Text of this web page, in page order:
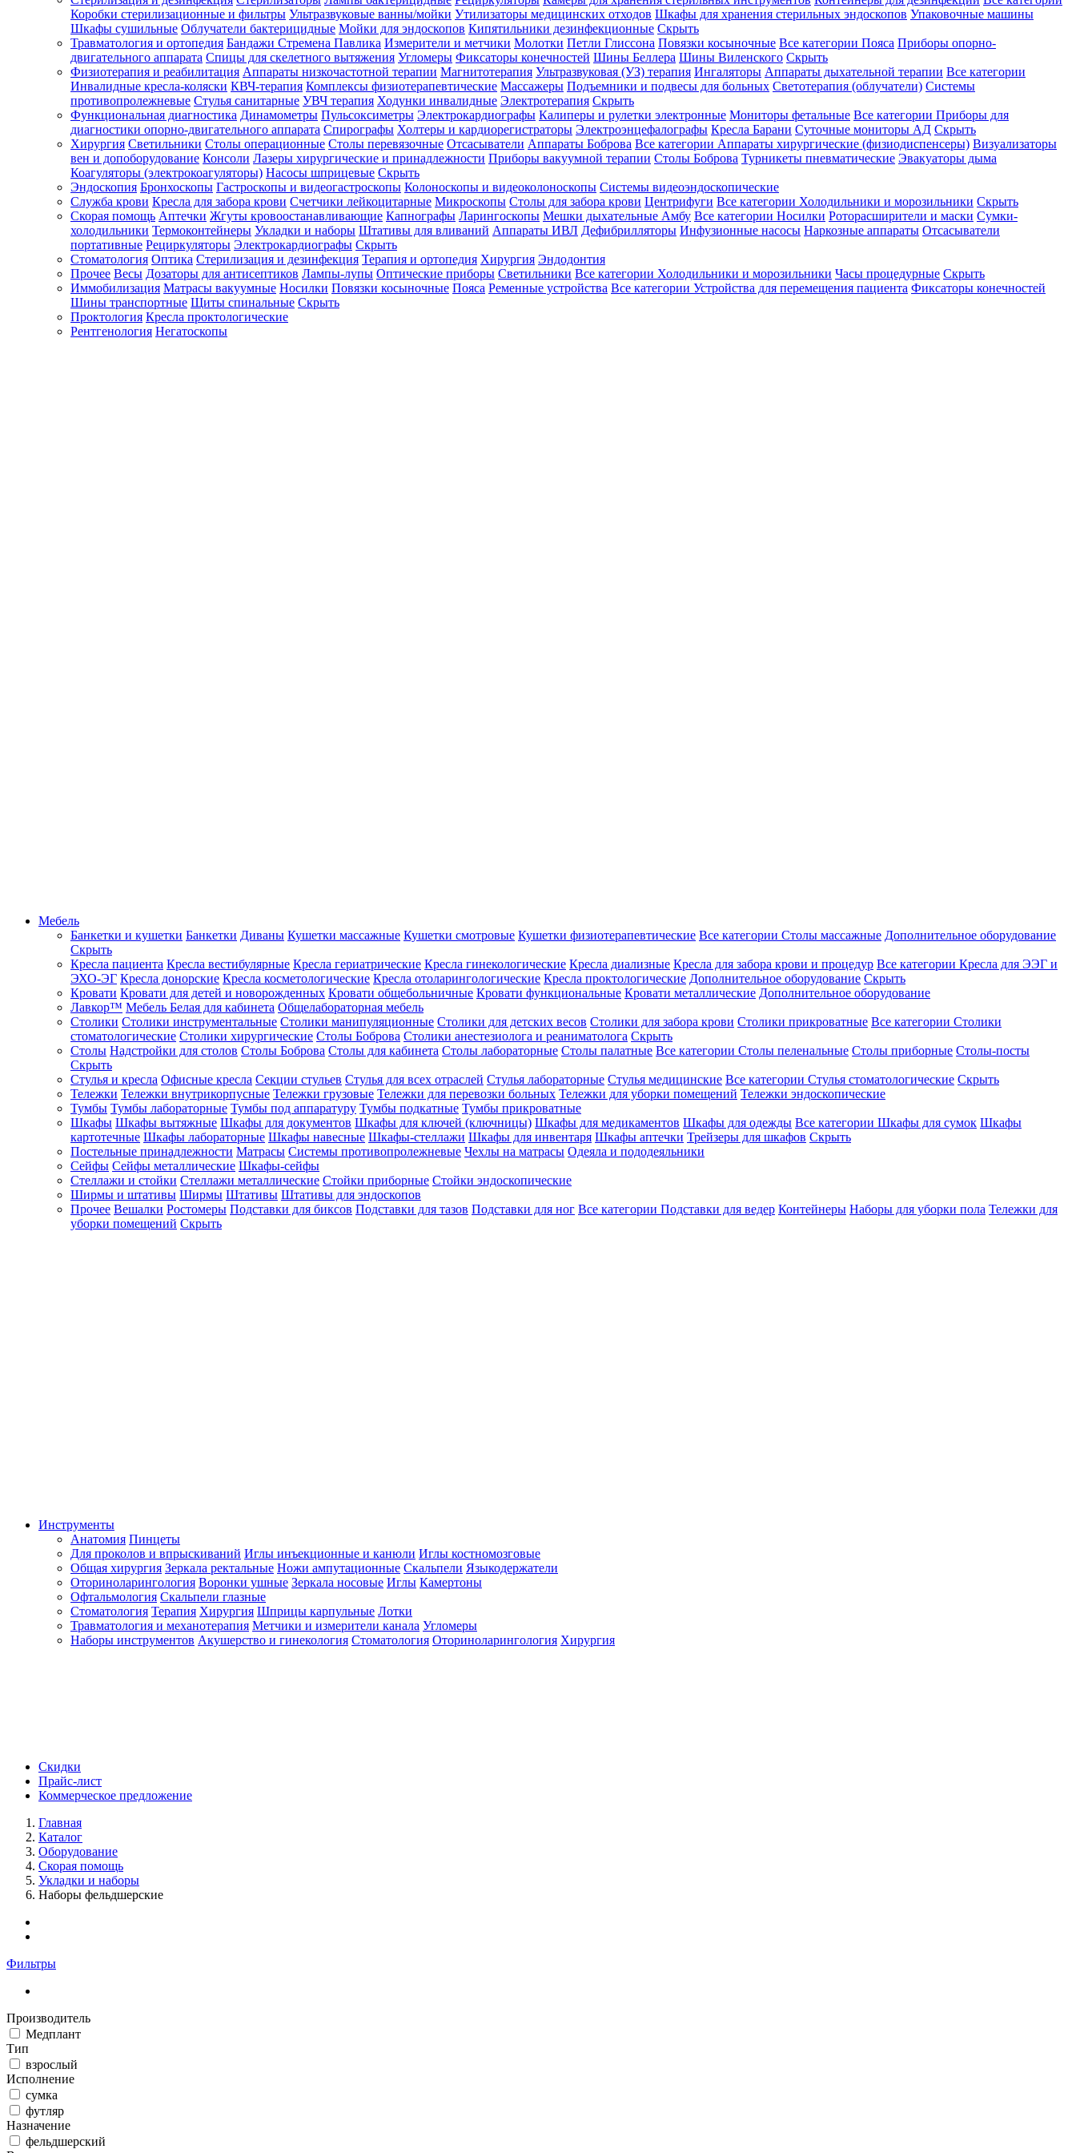
Зарегистрироваться
Зачем
регистрироваться?
Все
покупки
в
одном
месте
Личный
менеджер
Отслеживание
статуса
заказа
Коробки стерилизационные и фильтры Ультразвуковые ванны/мойки Утилизаторы медицинских отходов Шкафы для хранения стерильных эндоскопов Упаковочные машины
Шкафы сушильные Облучатели бактерицидные Мойки для эндоскопов Кипятильники дезинфекционные Скрыть
Травматология и ортопедия Бандажи Стремена Павлика Измерители и метчики Молотки Петли Глиссона Повязки косыночные Все категории Пояса Приборы опорно-
двигательного аппарата Спицы для скелетного вытяжения Угломеры Фиксаторы конечностей Шины Беллера Шины Виленского Скрыть
Физиотерапия и реабилитация Аппараты низкочастотной терапии Магнитотерапия Ультразвуковая (УЗ) терапия Ингаляторы Аппараты дыхательной терапии Все категории
Инвалидные кресла-коляски КВЧ-терапия Комплексы физиотерапевтические Массажеры Подъемники и подвесы для больных Светотерапия (облучатели) Системы
противопролежневые Стулья санитарные УВЧ терапия Ходунки инвалидные Электротерапия Скрыть
Функциональная диагностика Динамометры Пульсоксиметры Электрокардиографы Калиперы и рулетки электронные Мониторы фетальные Все категории Приборы для
диагностики опорно-двигательного аппарата Спирографы Холтеры и кардиорегистраторы Электроэнцефалографы Кресла Барани Суточные мониторы АД Скрыть
Хирургия Светильники Столы операционные Столы перевязочные Отсасыватели Аппараты Боброва Все категории Аппараты хирургические (физиодиспенсеры) Визуализаторы
вен и допоборудование Консоли Лазеры хирургические и принадлежности Приборы вакуумной терапии Столы Боброва Турникеты пневматические Эвакуаторы дыма
Коагуляторы (электрокоагуляторы) Насосы шприцевые Скрыть
Эндоскопия Бронхоскопы Гастроскопы и видеогастроскопы Колоноскопы и видеоколоноскопы Системы видеоэндоскопические
Служба крови Кресла для забора крови Счетчики лейкоцитарные Микроскопы Столы для забора крови Центрифуги Все категории Холодильники и морозильники Скрыть
Скорая помощь Аптечки Жгуты кровоостанавливающие Капнографы Ларингоскопы Мешки дыхательные Амбу Все категории Носилки Роторасширители и маски Сумки-
холодильники Термоконтейнеры Укладки и наборы Штативы для вливаний Аппараты ИВЛ Дефибрилляторы Инфузионные насосы Наркозные аппараты Отсасыватели
портативные Рециркуляторы Электрокардиографы Скрыть
Стоматология Оптика Стерилизация и дезинфекция Терапия и ортопедия Хирургия Эндодонтия
Прочее Весы Дозаторы для антисептиков Лампы-лупы Оптические приборы Светильники Все категории Холодильники и морозильники Часы процедурные Скрыть
Иммобилизация Матрасы вакуумные Носилки Повязки косыночные Пояса Ременные устройства Все категории Устройства для перемещения пациента Фиксаторы конечностей
Шины транспортные Щиты спинальные Скрыть
Проктология Кресла проктологические
Рентгенология Негатоскопы
Мебель
Банкетки и кушетки Банкетки Диваны Кушетки массажные Кушетки смотровые Кушетки физиотерапевтические Все категории Столы массажные Дополнительное оборудование
Скрыть
Кресла пациента Кресла вестибулярные Кресла гериатрические Кресла гинекологические Кресла диализные Кресла для забора крови и процедур Все категории Кресла для ЭЭГ и
ЭХО-ЭГ Кресла донорские Кресла косметологические Кресла отоларингологические Кресла проктологические Дополнительное оборудование Скрыть
Кровати Кровати для детей и новорожденных Кровати общебольничные Кровати функциональные Кровати металлические Дополнительное оборудование
Лавкор™ Мебель Белая для кабинета Общелабораторная мебель
Столики Столики инструментальные Столики манипуляционные Столики для детских весов Столики для забора крови Столики прикроватные Все категории Столики
стоматологические Столики хирургические Столы Боброва Столики анестезиолога и реаниматолога Скрыть
Столы Надстройки для столов Столы Боброва Столы для кабинета Столы лабораторные Столы палатные Все категории Столы пеленальные Столы приборные Столы-посты
Скрыть
Стулья и кресла Офисные кресла Секции стульев Стулья для всех отраслей Стулья лабораторные Стулья медицинские Все категории Стулья стоматологические Скрыть
Тележки Тележки внутрикорпусные Тележки грузовые Тележки для перевозки больных Тележки для уборки помещений Тележки эндоскопические
Тумбы Тумбы лабораторные Тумбы под аппаратуру Тумбы подкатные Тумбы прикроватные
Шкафы Шкафы вытяжные Шкафы для документов Шкафы для ключей (ключницы) Шкафы для медикаментов Шкафы для одежды Все категории Шкафы для сумок Шкафы
картотечные Шкафы лабораторные Шкафы навесные Шкафы-стеллажи Шкафы для инвентаря Шкафы аптечки Трейзеры для шкафов Скрыть
Постельные принадлежности Матрасы Системы противопролежневые Чехлы на матрасы Одеяла и пододеяльники
Сейфы Сейфы металлические Шкафы-сейфы
Стеллажи и стойки Стеллажи металлические Стойки приборные Стойки эндоскопические
Ширмы и штативы Ширмы Штативы Штативы для эндоскопов
Прочее Вешалки Ростомеры Подставки для биксов Подставки для тазов Подставки для ног Все категории Подставки для ведер Контейнеры Наборы для уборки пола Тележки для
уборки помещений Скрыть
Инструменты
Анатомия Пинцеты
Для проколов и впрыскиваний Иглы инъекционные и канюли Иглы костномозговые
Общая хирургия Зеркала ректальные Ножи ампутационные Скальпели Языкодержатели
Оториноларингология Воронки ушные Зеркала носовые Иглы Камертоны
Офтальмология Скальпели глазные
Стоматология Терапия Хирургия Шприцы карпульные Лотки
Травматология и механотерапия Метчики и измерители канала Угломеры
Наборы инструментов Акушерство и гинекология Стоматология Оториноларингология Хирургия
Скидки
Прайс-лист
Коммерческое предложение
Главная
Каталог
Оборудование
Скорая помощь
Укладки и наборы
Наборы фельдшерские
Фильтры
Производитель
Медплант
Тип
взрослый
Исполнение
сумка
футляр
Назначение
фельдшерский